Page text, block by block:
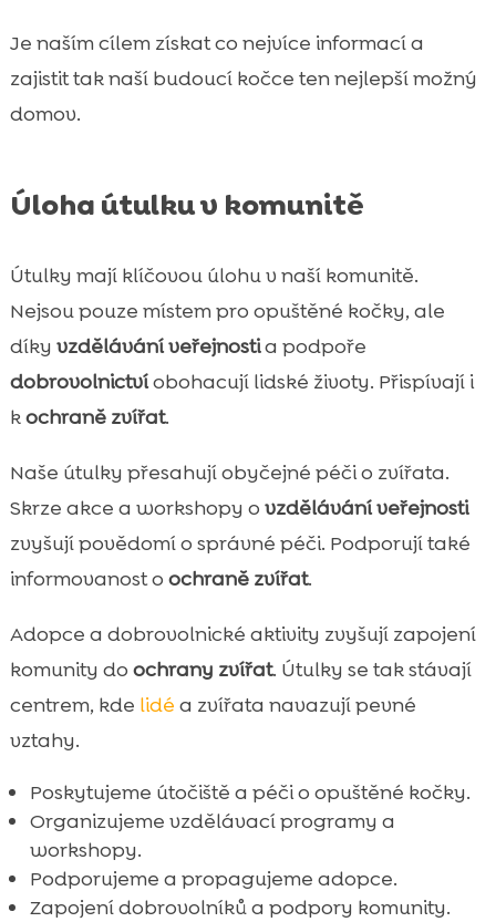
Je naším cílem získat co nejvíce informací a
zajistit tak naší budoucí kočce ten nejlepší možný
domov.
Úloha útulku v komunitě
Útulky mají klíčovou úlohu v naší komunitě.
Nejsou pouze místem pro opuštěné kočky, ale
díky vzdělávání veřejnostia podpoře
dobrovolnictvíobohacují lidské životy. Přispívají i
kochraně zvířat.
Naše útulky přesahují obyčejné péči o zvířata.
Skrze akce a workshopy o vzdělávání veřejnosti
zvyšují povědomí o správné péči. Podporují také
informovanost o ochraně zvířat.
Adopce a dobrovolnické aktivity zvyšují zapojení
komunity do ochrany zvířat. Útulky se tak stávají
centrem, kde lidé a zvířata navazují pevné
vztahy.
Poskytujeme útočiště a péči o opuštěné kočky.
Organizujeme vzdělávací programy a
workshopy.
Podporujeme a propagujeme adopce.
Zapojení dobrovolníků a podpory komunity.